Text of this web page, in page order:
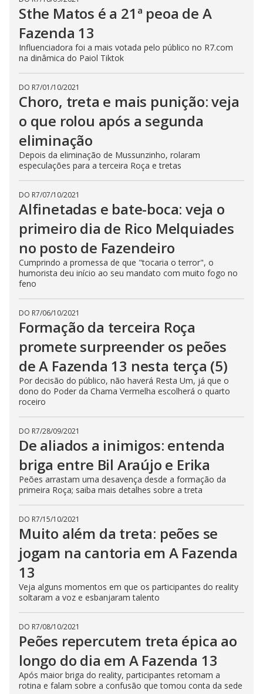
Sthe Matos é a 21ª peoa de A
Fazenda 13
Influenciadora foi a mais votada pelo público no R7.com
na dinâmica do Paiol Tiktok
DO R7/01/10/2021
Choro, treta e mais punição: veja
o que rolou após a segunda
eliminação
Depois da eliminação de Mussunzinho, rolaram
especulações para a terceira Roça e tretas
DO R7/07/10/2021
Alfinetadas e bate-boca: veja o
primeiro dia de Rico Melquiades
no posto de Fazendeiro
Cumprindo a promessa de que "tocaria o terror", o
humorista deu início ao seu mandato com muito fogo no
feno
DO R7/06/10/2021
Formação da terceira Roça
promete surpreender os peões
de A Fazenda 13 nesta terça (5)
Por decisão do público, não haverá Resta Um, já que o
dono do Poder da Chama Vermelha escolherá o quarto
roceiro
DO R7/28/09/2021
De aliados a inimigos: entenda
briga entre Bil Araújo e Erika
Peões arrastam uma desavença desde a formação da
primeira Roça; saiba mais detalhes sobre a treta
DO R7/15/10/2021
Muito além da treta: peões se
jogam na cantoria em A Fazenda
13
Veja alguns momentos em que os participantes do reality
soltaram a voz e esbanjaram talento
DO R7/08/10/2021
Peões repercutem treta épica ao
longo do dia em A Fazenda 13
Após maior briga do reality, participantes retomam a
rotina e falam sobre a confusão que tomou conta da sede